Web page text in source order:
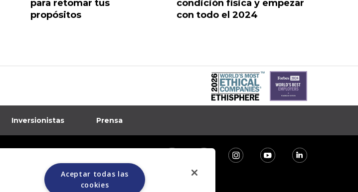
para retomar tus
propósitos
condición física y empezar
con todo el 2024
Inversionistas Prensa
Aceptar todas las
cookies